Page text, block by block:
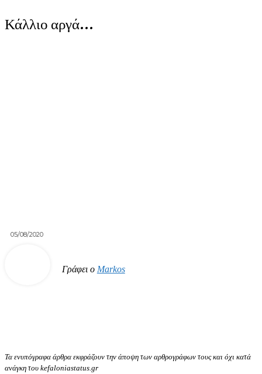
Κάλλιο αργά…
05/08/2020
Γράφει ο Markos
Τα ενυπόγραφα άρθρα εκφράζουν την άποψη των αρθρογράφων τους και όχι κατά
ανάγκη του kefaloniastatus.gr